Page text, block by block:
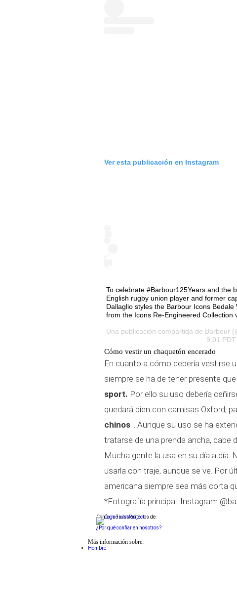
Ver esta publicación en Instagram
To celebrate #Barbour125Years and the
English rugby union player and former
Dallaglio styles the Barbour Icons
from the Icons Re-Engineered Collection
Una publicación compartida de Barbour
9:01 PDT
Cómo vestir un chaquetón encerado
En cuanto a cómo debería vestirse
siempre se ha de tener presente
sport. Por ello su uso debería
quedará bien con camisas Oxford,
chinos … Aunque su uso se ha
tratarse de una prenda ancha, cabe
Mucha gente la usa en su día a día.
usarla con traje, aunque se ve. Por
americana siempre sea más corta
*Fotografía principal: Instagram
Conforme a los criterios de
¿Por qué confiar en nosotros?
Más información sobre:
Hombre